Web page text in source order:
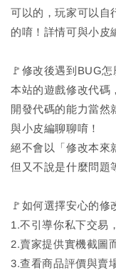
可以的，玩家可以自
的唷！詳情可與小皮
🚩修改後遇到BUG怎
本站的遊戲修改代碼
開發代碼的能力當然
與小皮編聊聊唷！
絕不會以「修改本來
但又不說是什麼問題
🚩如何選擇安心的修
1.不引導你私下交易
2.賣家提供實機截圖
3.查看商品評價與賣